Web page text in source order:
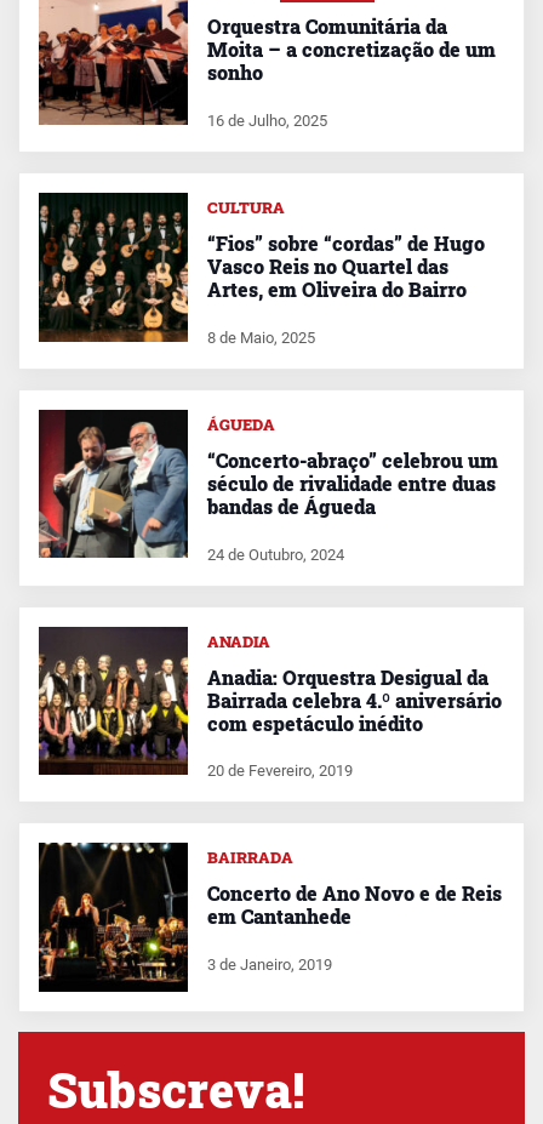
Orquestra Comunitária da
Moita – a concretização de um
sonho
16 de Julho, 2025
CULTURA
“Fios” sobre “cordas” de Hugo
Vasco Reis no Quartel das
Artes, em Oliveira do Bairro
8 de Maio, 2025
ÁGUEDA
“Concerto-abraço” celebrou um
século de rivalidade entre duas
bandas de Águeda
24 de Outubro, 2024
ANADIA
Anadia: Orquestra Desigual da
Bairrada celebra 4.º aniversário
com espetáculo inédito
20 de Fevereiro, 2019
BAIRRADA
Concerto de Ano Novo e de Reis
em Cantanhede
3 de Janeiro, 2019
Subscreva!